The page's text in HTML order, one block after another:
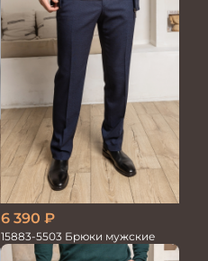
6 390 ₽
15883-5503 Брюки мужские